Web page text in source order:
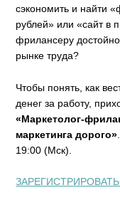
сэкономить и найти
рублей» или «сайт в
фрилансеру
рынке труда?
Чтобы понять, как
денег за работу,
«Маркетолог-
маркетинга дорого»
19:00 (Мск).